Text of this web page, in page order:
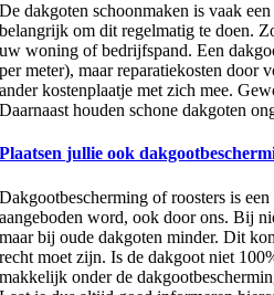
De dakgoten schoonmaken is vaak
belangrijk om dit regelmatig te doen.
uw woning of bedrijfspand. Een
per meter), maar reparatiekosten door
ander kostenplaatje met zich mee.
Daarnaast houden schone dakgoten
Plaatsen jullie ook
Dakgootbescherming of roosters is
aangeboden word, ook door ons. Bij
maar bij oude dakgoten minder. Dit
recht moet zijn. Is de dakgoot niet
makkelijk onder de